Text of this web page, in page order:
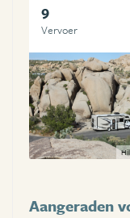
9
Vervoer
Aangeraden